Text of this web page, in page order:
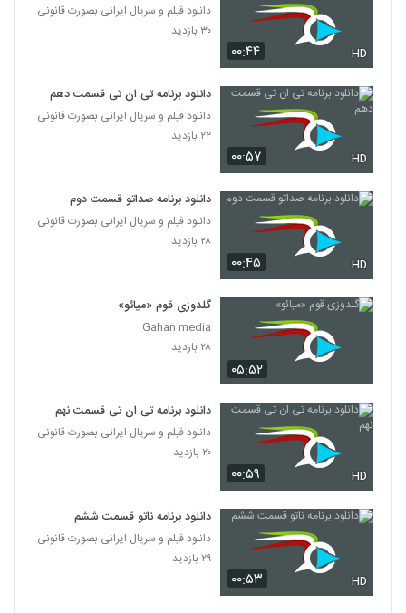
۰۰:۴۴ HD
دانلود فیلم و سریال ایرانی بصورت قانونی
۳۰ بازدید
۰۰:۵۷ HD
دانلود برنامه تی ان تی قسمت دهم
دانلود فیلم و سریال ایرانی بصورت قانونی
۲۲ بازدید
۰۰:۴۵ HD
دانلود برنامه صداتو قسمت دوم
دانلود فیلم و سریال ایرانی بصورت قانونی
۲۸ بازدید
۰۵:۵۲
گلدوزی قوم «میائو»
Gahan media
۲۸ بازدید
۰۰:۵۹ HD
دانلود برنامه تی ان تی قسمت نهم
دانلود فیلم و سریال ایرانی بصورت قانونی
۲۰ بازدید
۰۰:۵۳ HD
دانلود برنامه ناتو قسمت ششم
دانلود فیلم و سریال ایرانی بصورت قانونی
۲۹ بازدید